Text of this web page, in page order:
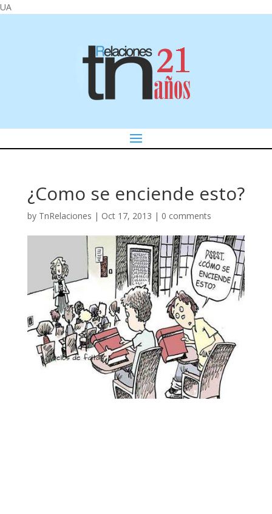
UA
¿Como se enciende esto?
by TnRelaciones | Oct 17, 2013 | 0 comments